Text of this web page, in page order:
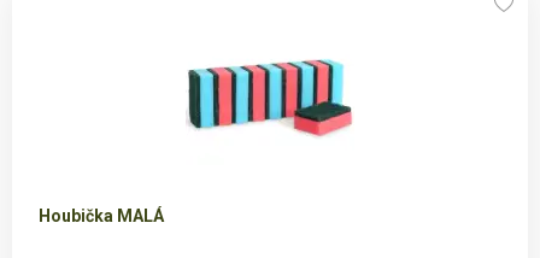
Houbička MALÁ